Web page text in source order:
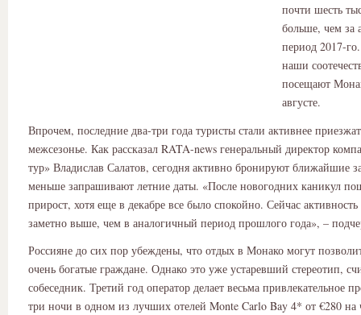
почти шесть
больше, чем за
период 2017-
наши
посещают
августе.
Впрочем, последние два-три года туристы стали активнее
межсезонье. Как рассказал RATA-news генеральный директор
тур» Владислав Салатов, сегодня активно бронируют ближайшие
меньше запрашивают летние даты. «После новогодних каникул
прирост, хотя еще в декабре все было спокойно. Сейчас активность
заметно выше, чем в аналогичный период прошлого года», –
Россияне до сих пор убеждены, что отдых в Монако могут
очень богатые граждане. Однако это уже устаревший стереотип,
собеседник. Третий год оператор делает весьма привлекательное
три ночи в одном из лучших отелей Monte Carlo Bay 4* от €280 на